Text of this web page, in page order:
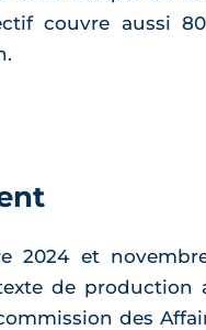
couvre aussi
2024 et
de
des